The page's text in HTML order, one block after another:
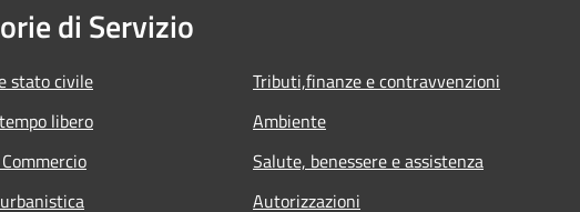
di Servizio
stato civile
libero
Tributi,finanze e contravvenzioni
Ambiente
Salute, benessere e assistenza
Autorizzazioni